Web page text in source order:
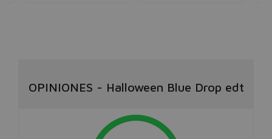
OPINIONES - Halloween Blue Drop edt